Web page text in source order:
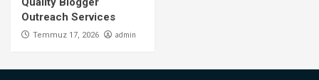
Outreach Services
Temmuz 17, 2026 admin